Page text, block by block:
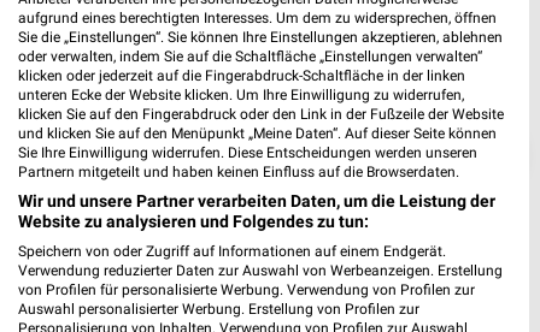
aufgrund eines berechtigten Interesses. Um dem zu widersprechen, öffnen
Sie die „Einstellungen“. Sie können Ihre Einstellungen akzeptieren, ablehnen
oder verwalten, indem Sie auf die Schaltfläche „Einstellungen verwalten“
klicken oder jederzeit auf die Fingerabdruck-Schaltfläche in der linken
unteren Ecke der Website klicken. Um Ihre Einwilligung zu widerrufen,
klicken Sie auf den Fingerabdruck oder den Link in der Fußzeile der Website
und klicken Sie auf den Menüpunkt „Meine Daten“. Auf dieser Seite können
Sie Ihre Einwilligung widerrufen. Diese Entscheidungen werden unseren
Partnern mitgeteilt und haben keinen Einfluss auf die Browserdaten.
Wir und unsere Partner verarbeiten Daten, um die Leistung der
Website zu analysieren und Folgendes zu tun:
Speichern von oder Zugriff auf Informationen auf einem Endgerät.
Verwendung reduzierter Daten zur Auswahl von Werbeanzeigen. Erstellung
von Profilen für personalisierte Werbung. Verwendung von Profilen zur
Auswahl personalisierter Werbung. Erstellung von Profilen zur
Personalisierung von Inhalten. Verwendung von Profilen zur Auswahl